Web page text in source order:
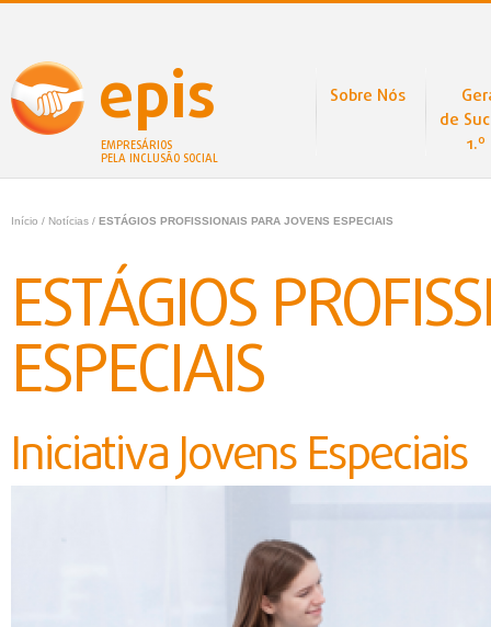
epis
EMPRESÁRIOS
PELA INCLUSÃO SOCIAL
Sobre Nós
de
Início / Notícias / ESTÁGIOS PROFISSIONAIS PARA JOVENS ESPECIAIS
ESTÁGIOS
ESPECIAIS
Iniciativa Jovens Especiais